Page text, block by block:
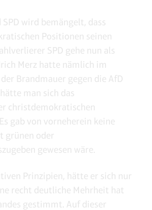
wird bemängelt, dass
Positionen seinen
SPD gehe nun als
Merz hatte nämlich im
Brandmauer gegen die AfD
man sich das
christdemokratischen
gab von vorneherein keine
grünen oder
gewesen wäre.
Prinzipien, hätte er sich nur
recht deutliche Mehrheit hat
gestimmt. Auf dieser